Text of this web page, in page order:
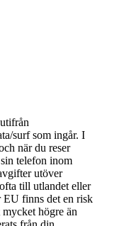
surf som ingår. I
när du reser
telefon inom
utöver
till utlandet eller
EU finns det en risk
högre än